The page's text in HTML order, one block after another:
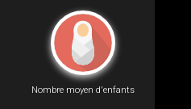
Nombre moyen d'enfants